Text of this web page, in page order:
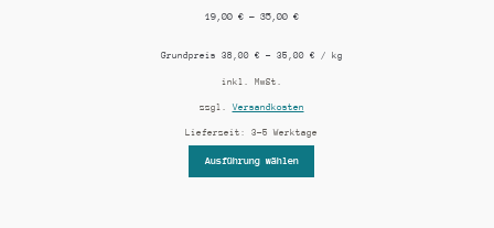
19,00 €– 35,00 €
Grundpreis 38,00 € – 35,00 € / kg
inkl. MwSt.
zzgl.Versandkosten
Lieferzeit: 3-5 Werktage
Ausführung wählen